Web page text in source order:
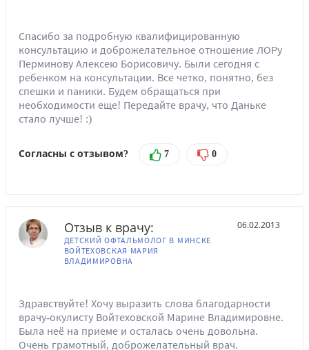
Спасибо за подробную квалифицированную
консультацию и доброжелательное отношение ЛОРу
Перминову Алексею Борисовичу. Были сегодня с
ребенком на консультации. Все четко, понятно, без
спешки и паники. Будем обращаться при
необходимости еще! Передайте врачу, что Даньке
стало лучше! :)
Согласны с отзывом? 7 0
Отзыв к врачу:
ДЕТСКИЙ ОФТАЛЬМОЛОГ В МИНСКЕ
ВОЙТЕХОВСКАЯ МАРИЯ
ВЛАДИМИРОВНА
06.02.2013
Здравствуйте! Хочу выразить слова благодарности
врачу-окулисту Войтеховской Марине Владимировне.
Была неё на приеме и осталась очень довольна.
Очень грамотный, доброжелательный врач.